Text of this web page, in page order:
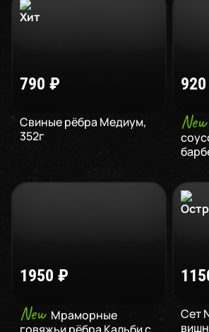
790 ₽
Cвиные рёбра Медиум,
352г
920
New
1950 ₽
New Мраморные
Сет